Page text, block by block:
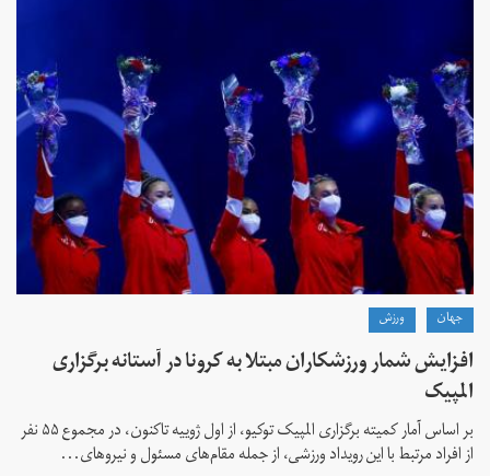
جهان ورزش
افزایش شمار ورزشکاران مبتلا به کرونا در آستانه برگزاری
المپیک
بر اساس آمار کمیته برگزاری المپیک توکیو، از اول ژوییه تاکنون، در مجموع ۵۵ نفر
از افراد مرتبط با این رویداد ورزشی، از جمله مقام‌های مسئول و نیروهای...